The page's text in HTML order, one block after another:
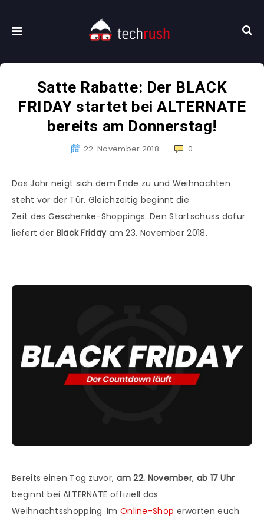
Satte Rabatte: Der BLACK
FRIDAY startet bei ALTERNATE
bereits am Donnerstag!
22. November 2018 0
Das Jahr neigt sich dem Ende zu und Weihnachten
steht vor der Tür. Gleichzeitig beginnt die
Zeit des Geschenke-Shoppings. Den Startschuss dafür
liefert der Black Fridayam 23. November 2018.
Bereits einen Tag zuvor, am 22. November, ab 17 Uhr
beginnt bei ALTERNATE offiziell das
Weihnachtsshopping. Im Online-Shop erwarten euch